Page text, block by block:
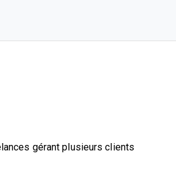
gérant plusieurs clients